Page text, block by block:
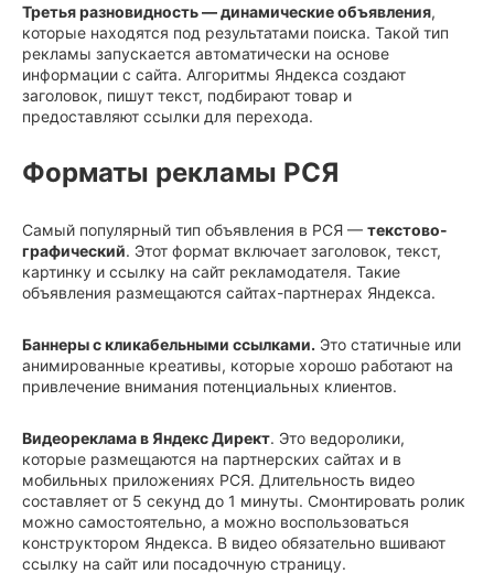
Третья разновидность — динамические объявления,
которые находятся под результатами поиска. Такой тип
рекламы запускается автоматически на основе
информации с сайта. Алгоритмы Яндекса создают
заголовок, пишут текст, подбирают товар и
предоставляют ссылки для перехода.
Форматы рекламы РСЯ
Самый популярный тип объявления в РСЯ — текстово-
графический. Этот формат включает заголовок, текст,
картинку и ссылку на сайт рекламодателя. Такие
объявления размещаются сайтах-партнерах Яндекса.
Баннеры с кликабельными ссылками. Это статичные или
анимированные креативы, которые хорошо работают на
привлечение внимания потенциальных клиентов.
Видеореклама в Яндекс Директ. Это ведоролики,
которые размещаются на партнерских сайтах и в
мобильных приложениях РСЯ. Длительность видео
составляет от 5 секунд до 1 минуты. Смонтировать ролик
можно самостоятельно, а можно воспользоваться
конструктором Яндекса. В видео обязательно вшивают
ссылку на сайт или посадочную страницу.